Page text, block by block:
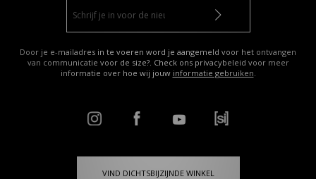
Door je e-mailadres in te voeren word je aangemeld voor het ontvangen
van communicatie voor de size?. Check ons privacybeleid voor meer
informatie over hoe wij jouw informatie gebruiken.
VIND DICHTSBIJZIJNDE WINKEL